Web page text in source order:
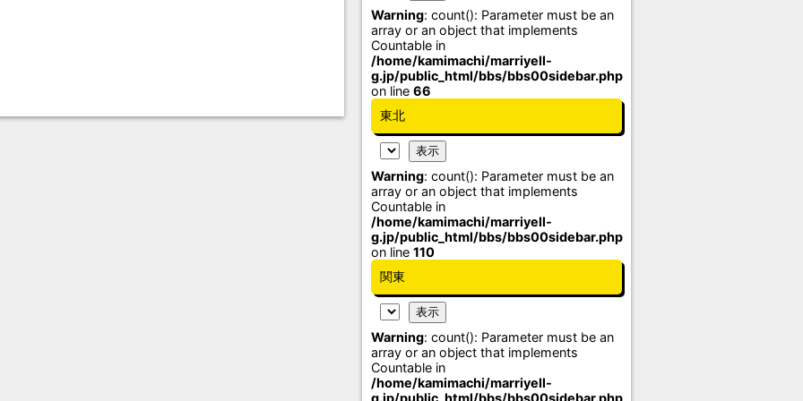
Warning: count(): Parameter must be an
array or an object that implements
Countable in
/home/kamimachi/marriyell-
g.jp/public_html/bbs/bbs00sidebar.php
on line 66
東北
Warning: count(): Parameter must be an
array or an object that implements
Countable in
/home/kamimachi/marriyell-
g.jp/public_html/bbs/bbs00sidebar.php
on line 110
関東
Warning: count(): Parameter must be an
array or an object that implements
Countable in
/home/kamimachi/marriyell-
g.jp/public_html/bbs/bbs00sidebar.php